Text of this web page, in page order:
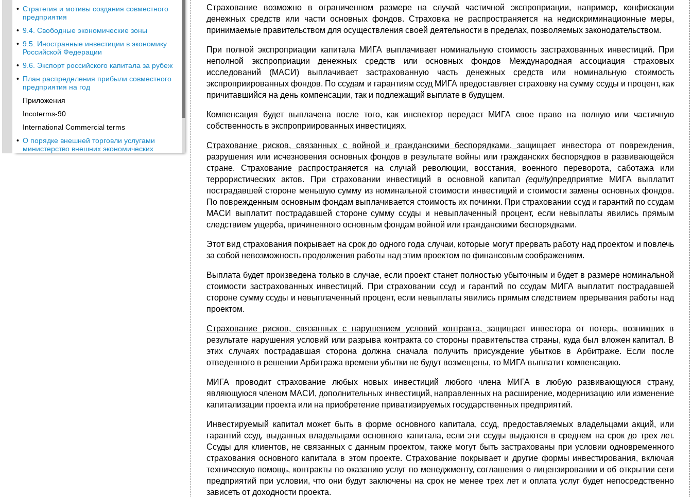
• Стратегия и мотивы создания совместного
предприятия
• 9.4. Свободные экономические зоны
• 9.5. Иностранные инвестиции в экономику
Российской Федерации
• 9.6. Экспорт российского капитала за рубеж
• План распределения прибыли совместного
предприятия на год
Приложения
Incoterms-90
International Commercial terms
• О порядке внешней торговли услугами
министерство внешних экономических
связей рф
Страхование возможно в ограниченном размере на случай частичной экспроприации, например, конфискации
денежных средств или части основных фондов. Страховка не распространяется на недискриминационные меры,
принимаемые правительством для осуществления своей деятельности в пределах, позволяемых законодательством.
При полной экспроприации капитала МИГА выплачивает номинальную стоимость застрахованных инвестиций. При
неполной экспроприации денежных средств или основных фондов Международная ассоциация страховых
исследований (МАСИ) выплачивает застрахованную часть денежных средств или номинальную стоимость
экспроприированных фондов. По ссудам и гарантиям ссуд МИГА предоставляет страховку на сумму ссуды и процент, как
причитавшийся на день компенсации, так и подлежащий выплате в будущем.
Компенсация будет выплачена после того, как инспектор передаст МИГА свое право на полную или частичную
собственность в экспроприированных инвестициях.
Страхование рисков, связанных с войной и гражданскими беспорядками,защищает инвестора от повреждения,
разрушения или исчезновения основных фондов в результате войны или гражданских беспорядков в развивающейся
стране. Страхование распространяется на случай революции, восстания, военного переворота, саботажа или
террористических актов. При страховании инвестиций в основной капитал(equity)предприятие МИГА выплатит
пострадавшей стороне меньшую сумму из номинальной стоимости инвестиций и стоимости замены основных фондов.
По поврежденным основным фондам выплачивается стоимость их починки. При страховании ссуд и гарантий по ссудам
МАСИ выплатит пострадавшей стороне сумму ссуды и невыплаченный процент, если невыплаты явились прямым
следствием ущерба, причиненного основным фондам войной или гражданскими беспорядками.
Этот вид страхования покрывает на срок до одного года случаи, которые могут прервать работу над проектом и повлечь
за собой невозможность продолжения работы над этим проектом по финансовым соображениям.
Выплата будет произведена только в случае, если проект станет полностью убыточным и будет в размере номинальной
стоимости застрахованных инвестиций. При страховании ссуд и гарантий по ссудам МИГА выплатит пострадавшей
стороне сумму ссуды и невыплаченный процент, если невыплаты явились прямым следствием прерывания работы над
проектом.
Страхование рисков, связанных с нарушением условий контракта, защищает инвестора от потерь, возникших в
результате нарушения условий или разрыва контракта со стороны правительства страны, куда был вложен капитал. В
этих случаях пострадавшая сторона должна сначала получить присуждение убытков в Арбитраже. Если после
отведенного в решении Арбитража времени убытки не будут возмещены, то МИГА выплатит компенсацию.
МИГА проводит страхование любых новых инвестиций любого члена МИГА в любую развивающуюся страну,
являющуюся членом МАСИ, дополнительных инвестиций, направленных на расширение, модернизацию или изменение
капитализации проекта или на приобретение прива­тизируемых государственных предприятий.
Инвестируемый капитал может быть в форме основного капитала, ссуд, предоставляемых владельцами акций, или
гарантий ссуд, выданных владельцами основного капитала, если эти ссуды выдаются в среднем на срок до трех лет.
Ссуды для клиентов, не связанных с данным проектом, также могут быть застрахованы при условии одновременного
страхования основного капитала в этом проекте. Страхование покрывает и другие формы инвестирования, включая
техническую помощь, контракты по оказанию услуг по менеджменту, соглашения о лицензировании и об открытии сети
предприятий при условии, что они будут заключены на срок не менее трех лет и оплата услуг будет непосредственно
зависеть от доходности проекта.